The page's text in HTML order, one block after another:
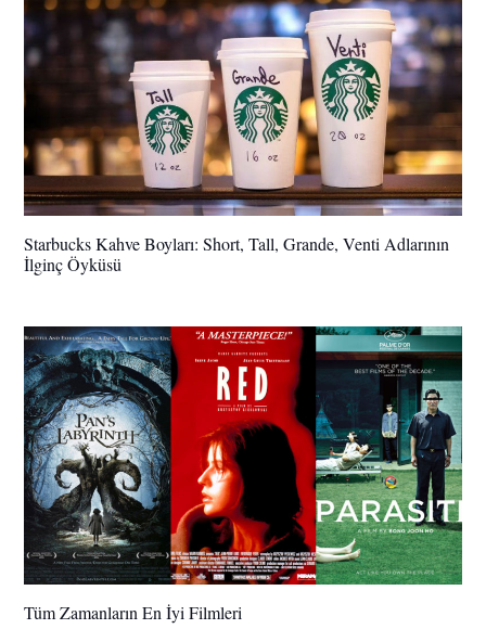
Starbucks Kahve Boyları: Short, Tall, Grande, Venti Adlarının
İlginç Öyküsü
Tüm Zamanların En İyi Filmleri